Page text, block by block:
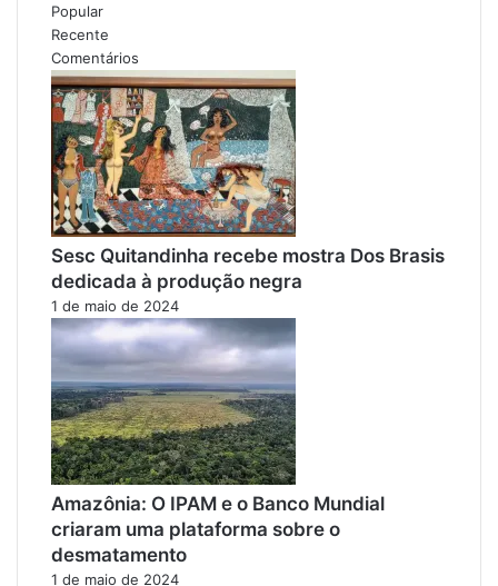
Popular
Recente
Comentários
Sesc Quitandinha recebe mostra Dos Brasis
dedicada à produção negra
1 de maio de 2024
Amazônia: O IPAM e o Banco Mundial
criaram uma plataforma sobre o
desmatamento
1 de maio de 2024